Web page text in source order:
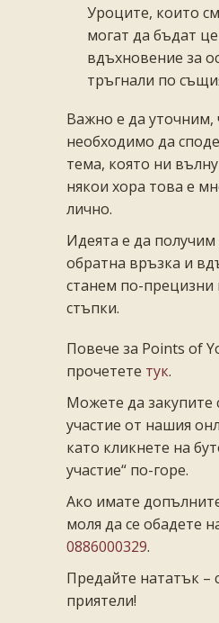
Уроците, които
могат да бъдат
вдъхновение за
тръгнали по
Важно е да уточним,
необходимо да
тема, която ни
някои хора това е
лично.
Идеята е да
обратна връзка и
станем по-прецизни
стъпки.
Повече за Points of
прочетете тук.
Можете да закупите
участие от нашия
като кликнете на
участие“ по-горе.
Ако имате
моля да се обадете
0886000329.
Предайте нататък –
приятели!